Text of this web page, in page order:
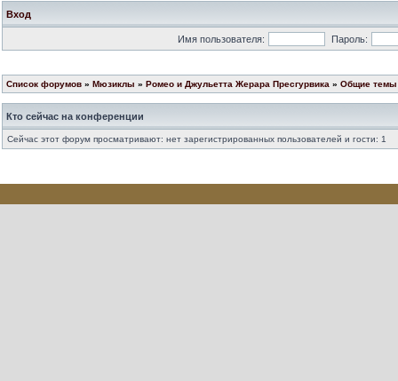
Вход
Имя пользователя: Пароль:
Список форумов » Мюзиклы » Ромео и Джульетта Жерара Пресгурвика » Общие темы
Кто сейчас на конференции
Сейчас этот форум просматривают: нет зарегистрированных пользователей и гости: 1